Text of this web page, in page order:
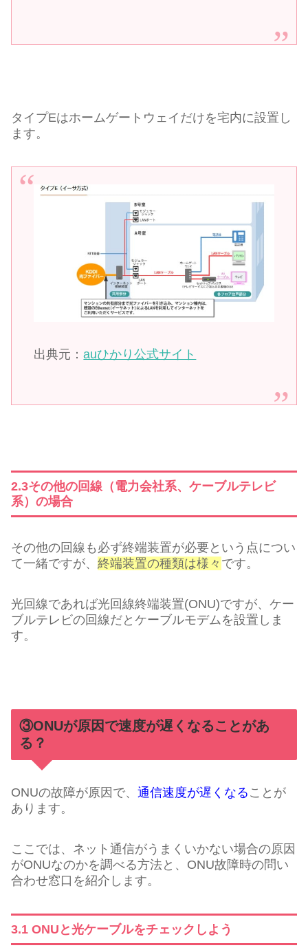
タイプEはホームゲートウェイだけを宅内に設置し
ます。
出典元：auひかり公式サイト
2.3その他の回線（電力会社系、ケーブルテレビ
系）の場合
その他の回線も必ず終端装置が必要という点につい
て一緒ですが、 終端装置の種類は様々 です。
光回線であれば光回線終端装置(ONU)ですが、ケー
ブルテレビの回線だとケーブルモデムを設置しま
す。
③ONUが原因で速度が遅くなることがあ
る？
ONUの故障が原因で、 通信速度が遅くなる ことが
あります。
ここでは、ネット通信がうまくいかない場合の原因
がONUなのかを調べる方法と、ONU故障時の問い
合わせ窓口を紹介します。
3.1 ONUと光ケーブルをチェックしよう